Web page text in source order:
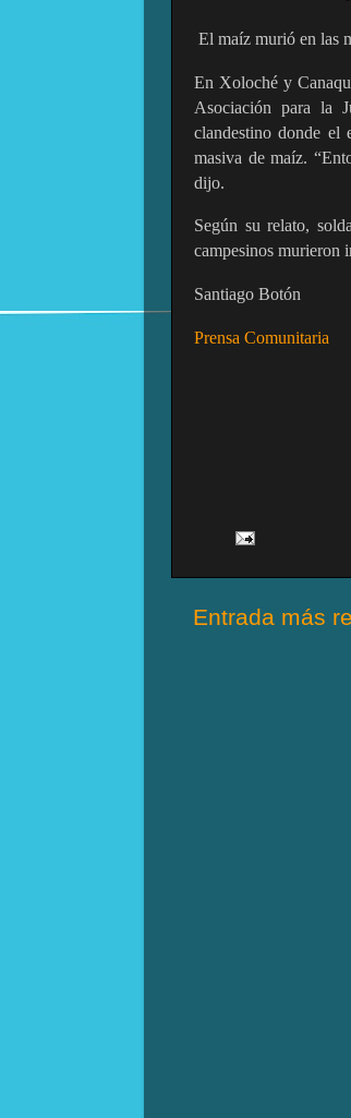
El maíz murió en las
En Xoloché y
Asociación para la
clandestino donde el
masiva de maíz.
dijo.
Según su relato,
campesinos murieron
Santiago Botón
Prensa Comunitaria
Entrada más